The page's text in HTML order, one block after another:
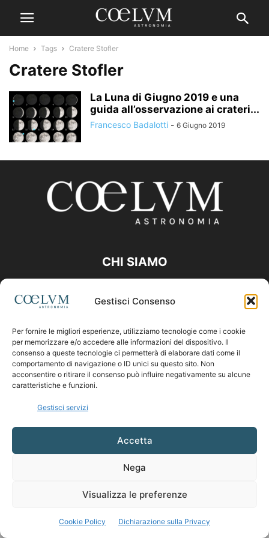
Gestisci Consenso
Per fornire le migliori esperienze, utilizziamo tecnologie come i cookie
per memorizzare e/o accedere alle informazioni del dispositivo. Il
consenso a queste tecnologie ci permetterà di elaborare dati come il
comportamento di navigazione o ID unici su questo sito. Non
acconsentire o ritirare il consenso può influire negativamente su alcune
caratteristiche e funzioni.
Gestisci servizi
Accetta
Nega
Visualizza le preferenze
Cookie Policy Dichiarazione sulla Privacy
Home Tags Cratere Stofler
Cratere Stofler
La Luna di Giugno 2019 e una
guida all’osservazione ai crateri...
Francesco Badalotti - 6 Giugno 2019
CHI SIAMO
Contattaci:coelumastro@coelum.com
SEGUICI